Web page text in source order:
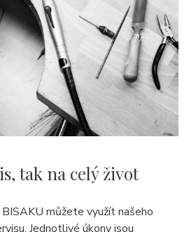
tak na celý život
můžete využít našeho
Jednotlivé úkony jsou